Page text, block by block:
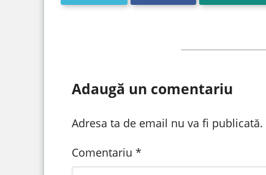
Adaugă un comentariu
Adresa ta de email nu va fi publicată.
Comentariu *